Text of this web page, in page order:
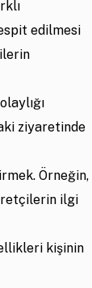
edilmesi
ziyaretinde
Örneğin,
ilgi
kişinin